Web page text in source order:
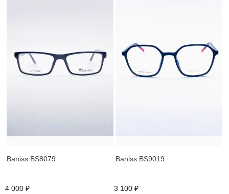
Baniss BS8079
4 000 ₽
Baniss BS9019
3 100 ₽